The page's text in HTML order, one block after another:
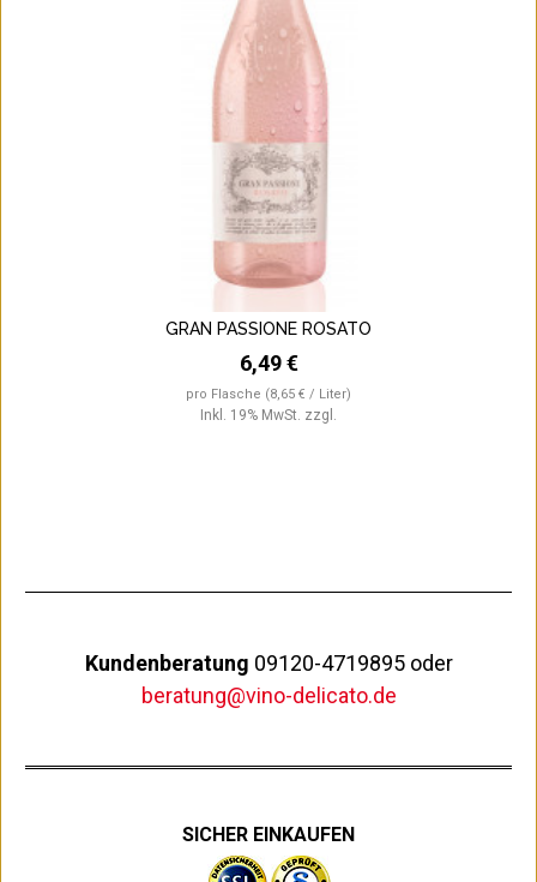
GRAN PASSIONE ROSATO
6,49 €
pro Flasche (8,65 € / Liter)
Inkl. 19% MwSt. zzgl.
Kundenberatung 09120-4719895 oder
beratung@vino-delicato.de
SICHER EINKAUFEN